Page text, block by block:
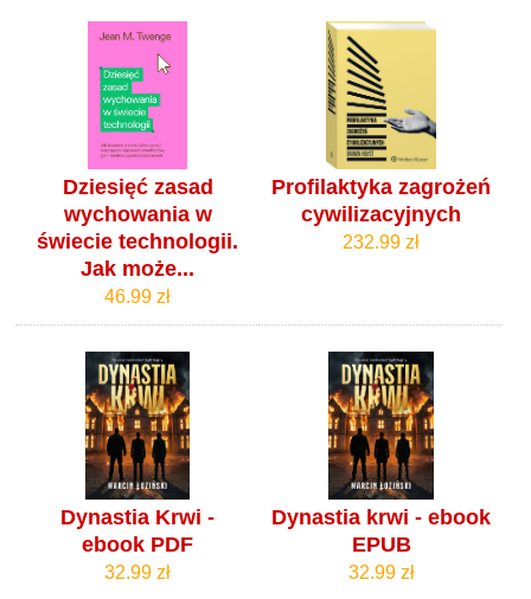
Dziesięć zasad
wychowania w
świecie technologii.
Jak może...
46.99 zł
Profilaktyka zagrożeń
cywilizacyjnych
232.99 zł
Dynastia Krwi -
ebook PDF
32.99 zł
Dynastia krwi - ebook
EPUB
32.99 zł